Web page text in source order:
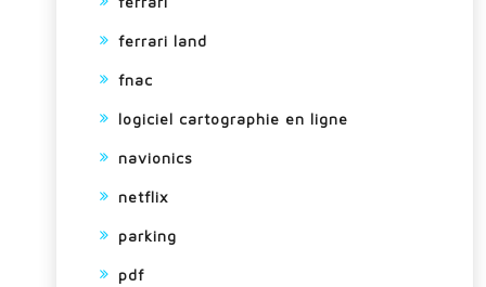
ferrari land
fnac
logiciel cartographie en ligne
navionics
netflix
parking
pdf